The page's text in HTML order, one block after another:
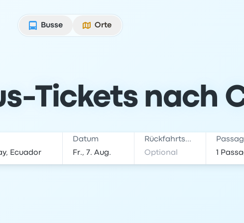
Busse
Orte
Tickets nach
Datum Rückfahrtsdatum